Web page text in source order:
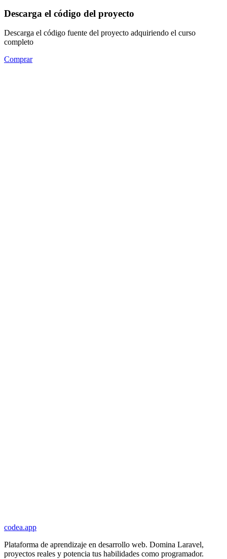
Descarga el código del proyecto
Descarga el código fuente del proyecto adquiriendo el curso
completo
Comprar
codea.app
Plataforma de aprendizaje en desarrollo web. Domina Laravel,
proyectos reales y potencia tus habilidades como programador.